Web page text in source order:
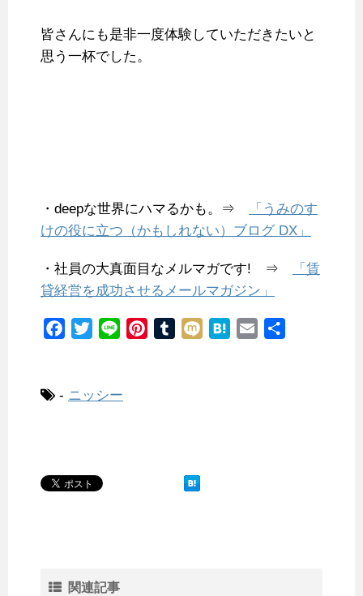
皆さんにも是非一度体験していただきたいと
思う一杯でした。
・deepな世界にハマるかも。⇒
「うみのす
けの役に立つ（かもしれない）ブログ DX」
・社員の大真面目なメルマガです! ⇒
「賃
貸経営を成功させるメールマガジン」
e
k
t
e
- ニッシー
関連記事